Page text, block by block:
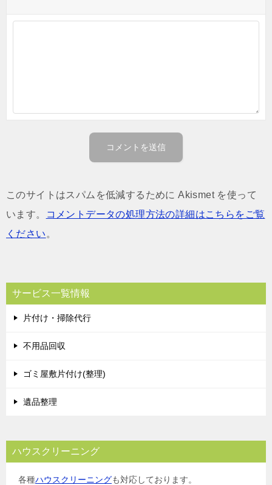
このサイトはスパムを低減するために Akismet を使って
います。
コメントデータの処理方法の詳細はこちらをご覧
ください 。
サービス一覧情報
片付け・掃除代行
不用品回収
ゴミ屋敷片付け(整理)
遺品整理
ハウスクリーニング
各種ハウスクリーニングも対応しております。